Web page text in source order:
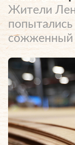
Жители
попытались
сожженный